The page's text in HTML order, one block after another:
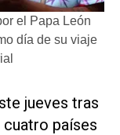
el Papa León
día de su viaje
jueves tras
países